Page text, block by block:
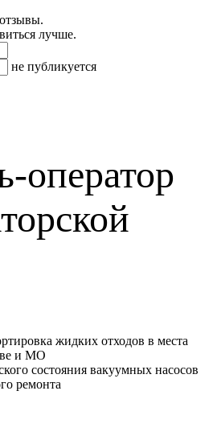
лучше.
не публикуется
оператор
жидких отходов в места
и МО
состояния вакуумных насосов
ремонта